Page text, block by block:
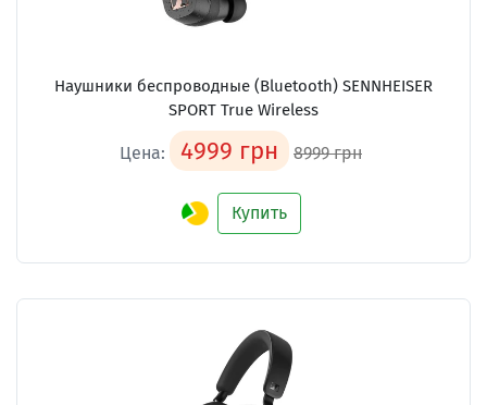
Наушники беспроводные (Bluetooth) SENNHEISER
SPORT True Wireless
Цена: 4999 грн 8999 грн
Купить